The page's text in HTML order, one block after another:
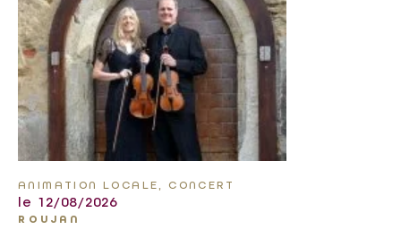
ANIMATION LOCALE, CONCERT
le 12/08/2026
ROUJAN